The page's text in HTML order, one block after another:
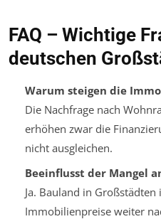
FAQ – Wichtige
deutschen
Warum steigen die
Die Nachfrage nach
erhöhen zwar die
nicht ausgleichen.
Beeinflusst der Mangel
Ja. Bauland in
Immobilienpreise weiter